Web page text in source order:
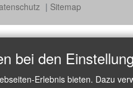
Sitemap
bei den
Erlebnis bieten. Dazu